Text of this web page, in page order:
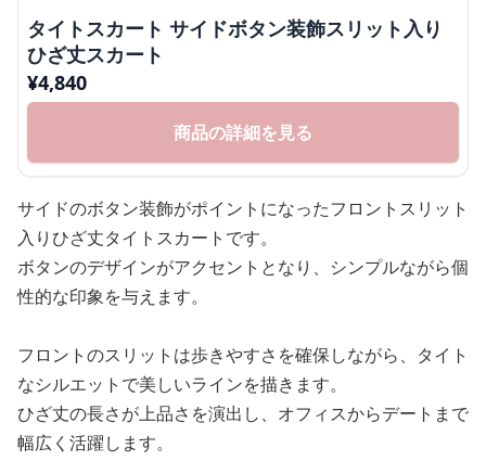
タイトスカート サイドボタン装飾スリット入り
ひざ丈スカート
¥4,840
商品の詳細を見る
サイドのボタン装飾がポイントになったフロントスリット
入りひざ丈タイトスカートです。
ボタンのデザインがアクセントとなり、シンプルながら個
性的な印象を与えます。
フロントのスリットは歩きやすさを確保しながら、タイト
なシルエットで美しいラインを描きます。
ひざ丈の長さが上品さを演出し、オフィスからデートまで
幅広く活躍します。